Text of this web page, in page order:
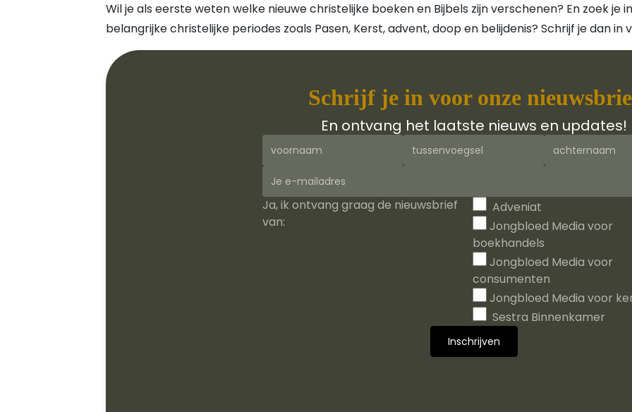
Wil je als eerste weten welke nieuwe christelijke boeken en Bijbels zijn verschenen? En zoek je
belangrijke christelijke periodes zoals Pasen, Kerst, advent, doop en belijdenis? Schrijf je dan in
Schrijf je in voor onze
En ontvang het laatste nieuws en updates!
Ja, ik ontvang graag de nieuwsbrief
van:
Adveniat
Jongbloed Media voor
boekhandels
Jongbloed Media voor
consumenten
Jongbloed Media voor
Sestra Binnenkamer